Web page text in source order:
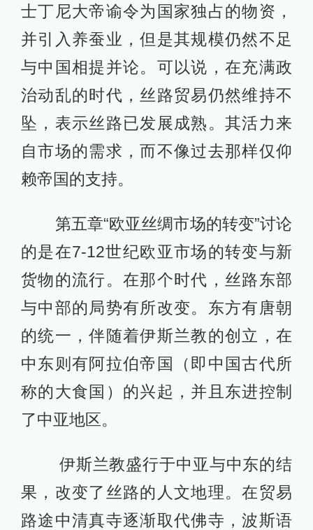
士丁尼大帝谕令为国家独占的物资，
并引入养蚕业，但是其规模仍然不足
与中国相提并论。可以说，在充满政
治动乱的时代，丝路贸易仍然维持不
坠，表示丝路已发展成熟。其活力来
自市场的需求，而不像过去那样仅仰
赖帝国的支持。
第五章“欧亚丝绸市场的转变”讨论
的是在7-12世纪欧亚市场的转变与新
货物的流行。在那个时代，丝路东部
与中部的局势有所改变。东方有唐朝
的统一，伴随着伊斯兰教的创立，在
中东则有阿拉伯帝国（即中国古代所
称的大食国）的兴起，并且东进控制
了中亚地区。
伊斯兰教盛行于中亚与中东的结
果，改变了丝路的人文地理。在贸易
路途中清真寺逐渐取代佛寺，波斯语